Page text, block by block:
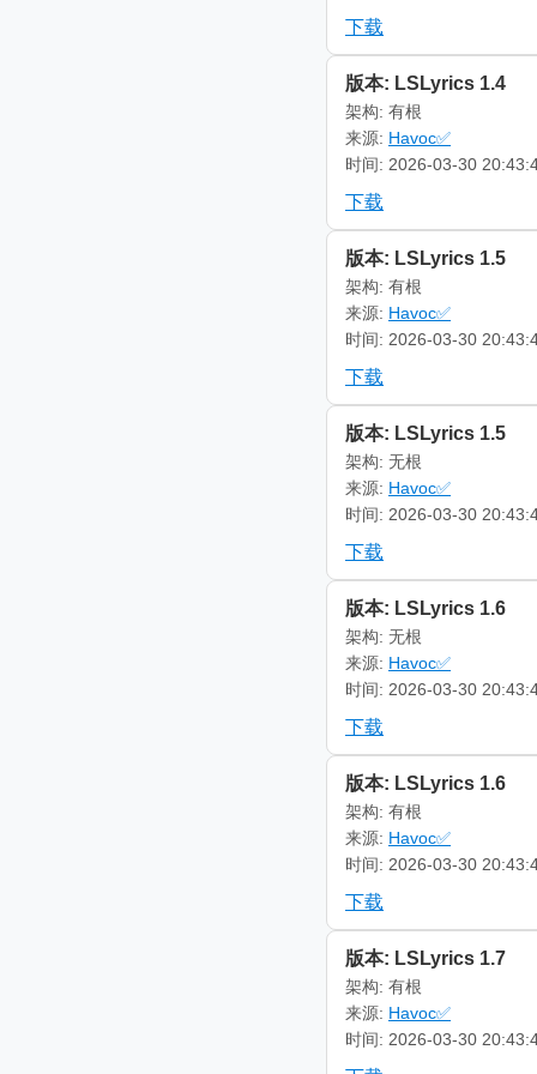
下载
版本: LSLyrics 1.4
架构: 有根
来源: Havoc✅
时间: 2026-03-30
下载
版本: LSLyrics 1.5
架构: 有根
来源: Havoc✅
时间: 2026-03-30
下载
版本: LSLyrics 1.5
架构: 无根
来源: Havoc✅
时间: 2026-03-30
下载
版本: LSLyrics 1.6
架构: 无根
来源: Havoc✅
时间: 2026-03-30
下载
版本: LSLyrics 1.6
架构: 有根
来源: Havoc✅
时间: 2026-03-30
下载
版本: LSLyrics 1.7
架构: 有根
来源: Havoc✅
时间: 2026-03-30